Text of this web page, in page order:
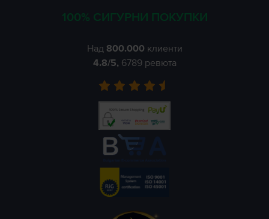
100% СИГУРНИ ПОКУПКИ
Над 800.000 клиенти
4.8/5, 6789 ревюта